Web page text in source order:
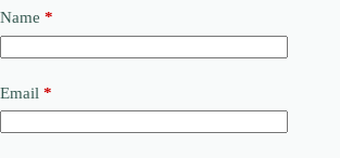
Name *
Email *